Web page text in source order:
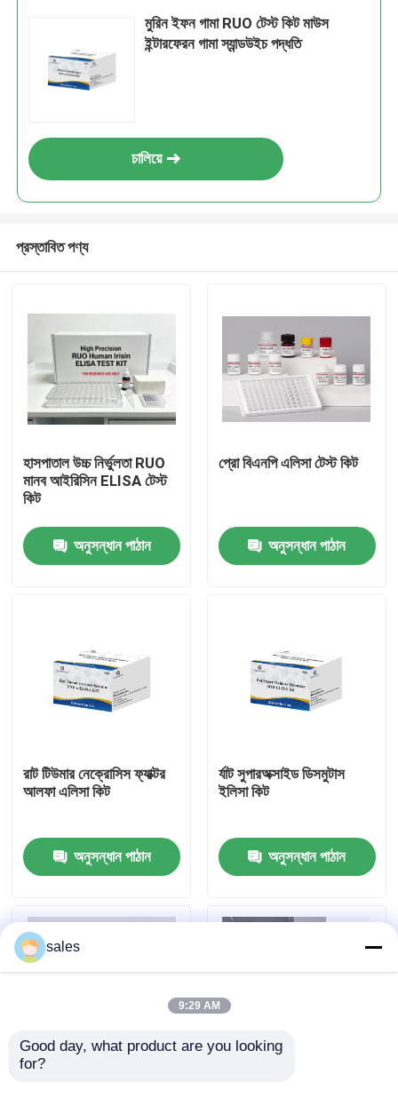
আমাদের সম্পর্কে
কারখানা ভ্রমণ
আমাদের সাথে যোগাযোগ করুন
খবর
VR Show
মুরিন ইফন গামা RUO টেস্ট কিট মাউস
ইন্টারফেরন গামা স্যান্ডউইচ পদ্ধতি
চালিয়ে
প্রস্তাবিত পণ্য
হাসপাতাল উচ্চ নির্ভুলতা RUO
মানব আইরিসিন ELISA টেস্ট
কিট
অনুসন্ধান পাঠান
প্রো বিএনপি এলিসা টেস্ট কিট
অনুসন্ধান পাঠান
রাট টিউমার নেক্রোসিস ফ্যাক্টর
আলফা এলিসা কিট
অনুসন্ধান পাঠান
র্যাট সুপারঅক্সাইড ডিসমুটাস
ইলিসা কিট
অনুসন্ধান পাঠান
sales
9:29 AM
Good day, what product are you looking
for?